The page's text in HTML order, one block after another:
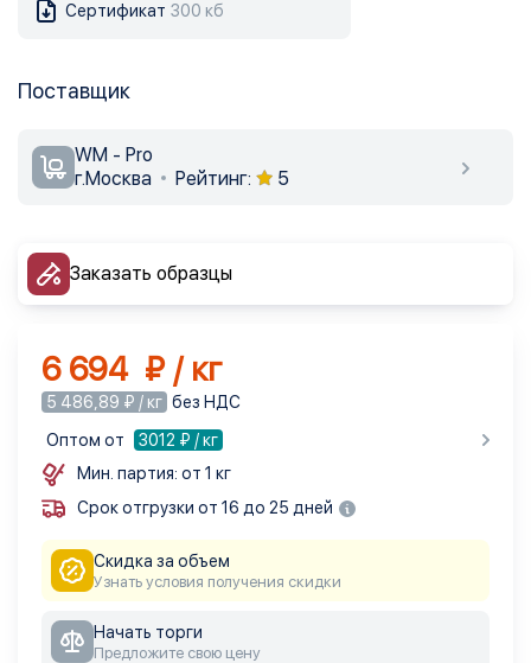
Сертификат 300 кб
Поставщик
WM - Pro
г.Москва
Рейтинг: 5
Заказать образцы
6 694 ₽ / кг
5 486,89 ₽ / кг без НДС
Оптом от
3012 ₽ / кг
Мин. партия: от 1 кг
Срок отгрузки от 16 до 25 дней
Скидка за объем
Узнать условия получения скидки
Начать торги
Предложите свою цену